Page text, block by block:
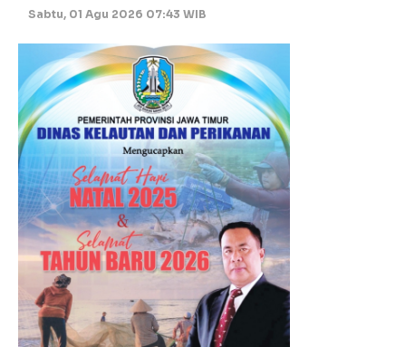
Sabtu, 01 Agu 2026 07:43 WIB